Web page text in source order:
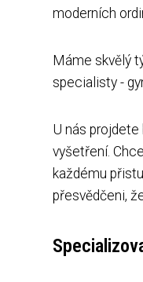
moderních
Máme skvělý
specialisty -
U nás
vyšetření.
každému
přesvědčeni,